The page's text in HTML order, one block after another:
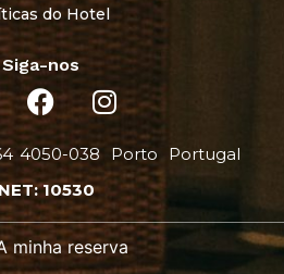
do Hotel
Siga-nos
4050-038 Porto
Portugal
10530
minha reserva